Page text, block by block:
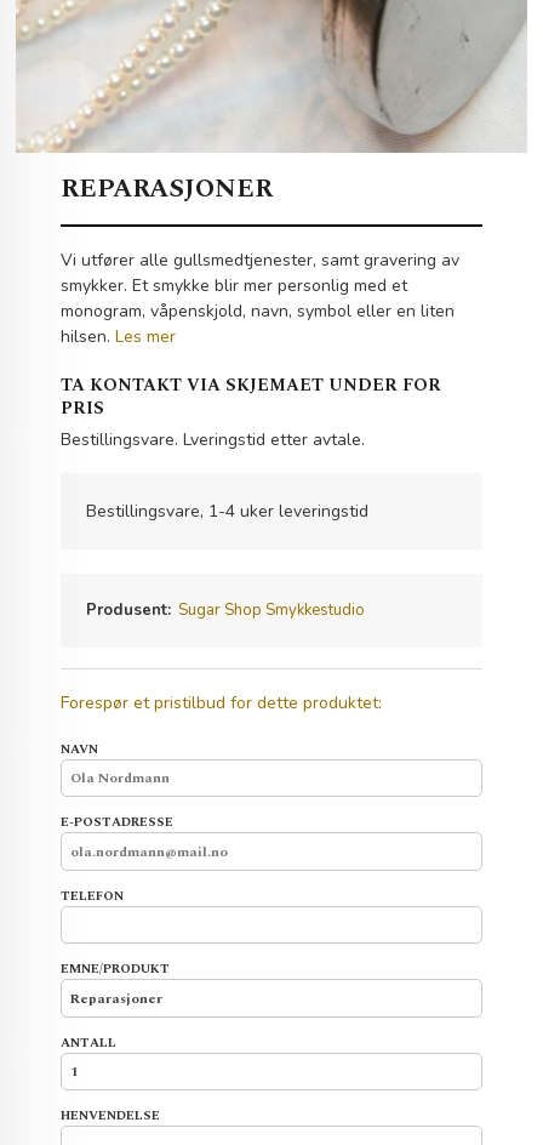
REPARASJONER
Vi utfører alle gullsmedtjenester, samt gravering av
smykker. Et smykke blir mer personlig med et
monogram, våpenskjold, navn, symbol eller en liten
hilsen.Les mer
TA KONTAKT VIA SKJEMAET UNDER FOR
PRIS
Bestillingsvare. Lveringstid etter avtale.
Bestillingsvare, 1-4 uker leveringstid
Produsent: Sugar Shop Smykkestudio
Forespør et pristilbud for dette produktet:
NAVN
E-POSTADRESSE
TELEFON
EMNE/PRODUKT
ANTALL
HENVENDELSE